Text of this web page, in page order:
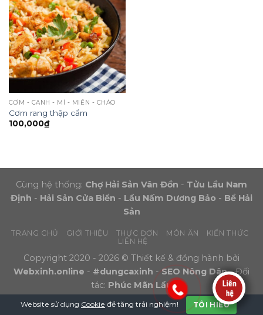
CƠM - CANH - MÌ - MIẾN - CHÁO
Cơm rang thập cẩm
100,000₫
Cùng hệ thống: Chợ Hải Sản Vân Đồn - Tửu Lầu Nam
Định - Hải Sản Cửa Biển - Lẩu Nấm Dương Bảo - Bể Hải
Sản
TRANG CHỦ GIỚI THIỆU THỰC ĐƠN MÓN ĂN
KIẾN THỨC
LIÊN HỆ
Copyright 2020 - 2026 © Thiết kế & đồng hành bởi
Webxinh.online - #dungcaxinh - SEO Nông Dân- Đối
tác: Phúc Mãn Lầu
Website sử dụng Cookie để tăng trải nghiệm! TÔI HIỂU